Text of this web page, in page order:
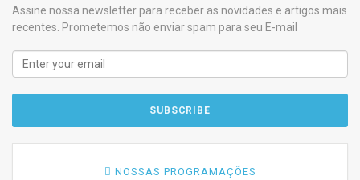
Assine nossa newsletter para receber as novidades e artigos mais
recentes. Prometemos não enviar spam para seu E-mail
NOSSAS PROGRAMAÇÕES